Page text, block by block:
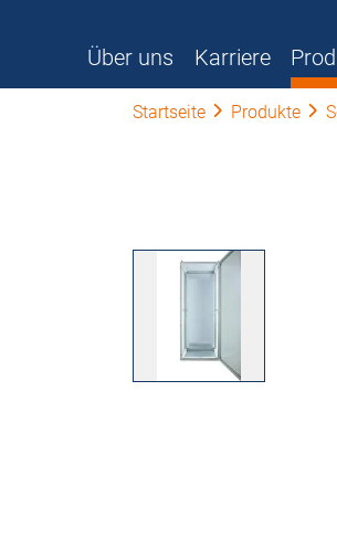
Über uns Karriere
Startseite Produkte